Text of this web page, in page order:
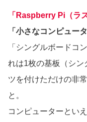
「Raspberry Pi（ラ
「小さなコンピュータ
「シングルボードコ
れは1枚の基板（シ
ツを付けただけの非
と。
コンピューターとい